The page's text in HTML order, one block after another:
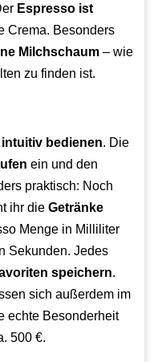
Espresso ist
Crema. Besonders
Milchschaum– wie
zu finden ist.
intuitiv bedienen. Die
ein und den
praktisch: Noch
ihr dieGetränke
Menge in Milliliter
Sekunden. Jedes
speichern.
sich außerdem im
echte Besonderheit
500 €.